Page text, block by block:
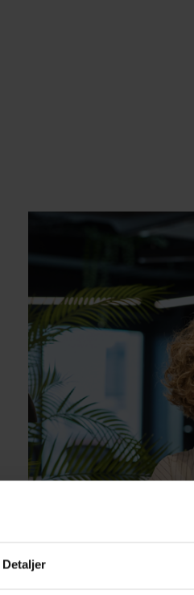
Detaljer